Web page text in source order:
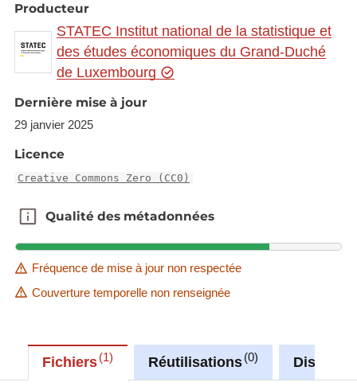
Producteur
STATEC Institut national de la statistique et
des études économiques du Grand-Duché
de Luxembourg
Dernière mise à jour
29 janvier 2025
Licence
Creative Commons Zero (CC0)
Qualité des métadonnées
Qualité des métadonnées
Fréquence de mise à jour non respectée
Couverture temporelle non renseignée
Fichiers 1 Réutilisations 0